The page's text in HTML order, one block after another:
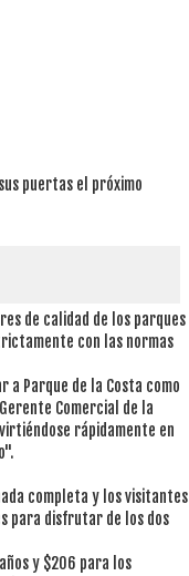
puertas el próximo
de calidad de los parques
con las normas
Parque de la Costa como
Comercial de la
rápidamente en
completa y los visitantes
para disfrutar de los dos
y $206 para los